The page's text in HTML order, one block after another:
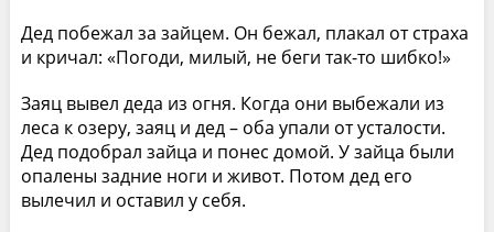
Дед побежал за зайцем. Он бежал, плакал от страха
и кричал: «Погоди, милый, не беги так-то шибко!»
Заяц вывел деда из огня. Когда они выбежали из
леса к озеру, заяц и дед – оба упали от усталости.
Дед подобрал зайца и понес домой. У зайца были
опалены задние ноги и живот. Потом дед его
вылечил и оставил у себя.